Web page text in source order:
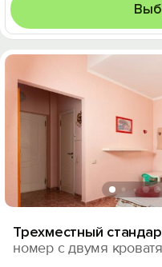
Трехместный
номер с двумя